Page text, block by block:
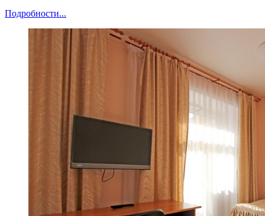
Подробности...